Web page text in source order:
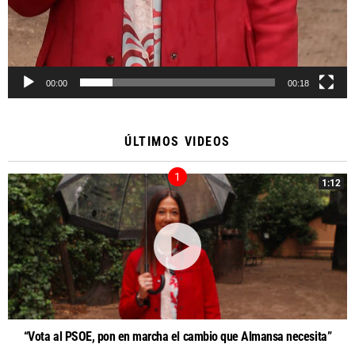
00:00 00:18
ÚLTIMOS VIDEOS
1:12
“Vota al PSOE, pon en marcha el cambio que Almansa necesita”